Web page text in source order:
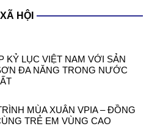
HỘI
KỶ LỤC VIỆT NAM VỚI SẢN
ĐA NĂNG TRONG NƯỚC
MÙA XUÂN VPIA – ĐỒNG
TRẺ EM VÙNG CAO